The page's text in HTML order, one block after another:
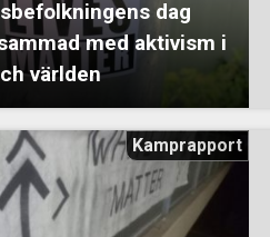
dag
med aktivism i
världen
Kamprapport